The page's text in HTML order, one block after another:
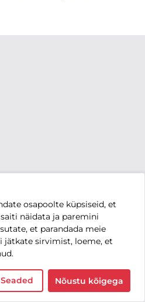
osapoolte küpsiseid, et
näidata ja paremini
et parandada meie
jätkate sirvimist, loeme, et
Seaded Nõustu kõigega